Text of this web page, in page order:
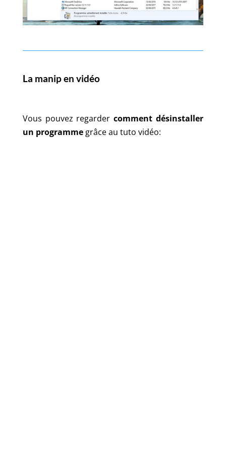
La manip en vidéo
Vous pouvez regardercomment désinstaller
un programmegrâce au tuto vidéo: